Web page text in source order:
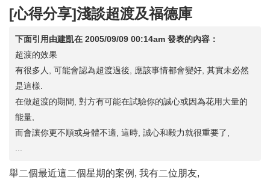
[心得分享]淺談超渡及福德庫
下面引用由建凱在 2005/09/09 00:14am 發表的內容：
超渡的效果
有很多人, 可能會認為超渡過後, 應該事情都會變好, 其實未必然
是這樣.
在做超渡的期間, 對方有可能在試驗你的誠心或因為花用大量的
能量,
而會讓你更不順或身體不適, 這時, 誠心和毅力就很重要了,
舉二個最近這二個星期的案例, 我有二位朋友,